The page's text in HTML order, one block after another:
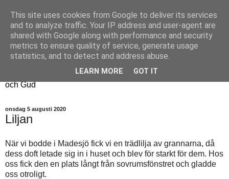
Fyren
Fyren finns för att sprida ljus i mörkret
För att påminna om guldkanterna i tillvaron
Här samsas jakt, hantverk, odling, och andra tankar om livet
och Gud
onsdag 5 augusti 2020
Liljan
När vi bodde i Madesjö fick vi en trädlilja av grannarna, då
dess doft letade sig in i huset och blev för starkt för dem. Hos
oss fick den en plats långt från sovrumsfönstret och gladde
oss otroligt.
This site uses cookies from Google to deliver its services
and to analyze traffic. Your IP address and user-agent are
shared with Google along with performance and security
metrics to ensure quality of service, generate usage
statistics, and to detect and address abuse.
LEARN MORE GOT IT